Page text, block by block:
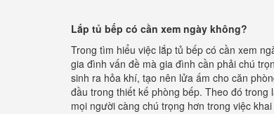
Lắp tủ bếp có cần xem ngày không?
Trong tìm hiểu việc lắp tủ bếp có cần xem
gia đình vấn đề mà gia đình cần phải chú
sinh ra hỏa khí, tạo nên lửa ấm cho căn
đầu trong thiết kế phòng bếp. Theo đó
mọi người càng chú trọng hơn trong việc